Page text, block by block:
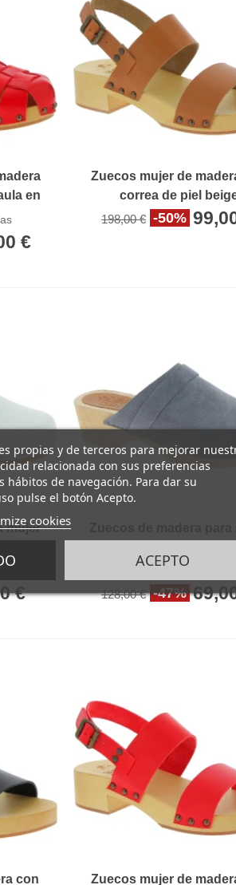
en
€
Zuecos mujer de
correa de piel
198,00 € -50%
mujer
€
piel de ante gris
128,00 € -47%
con
Zuecos mujer de
propias y de terceros para mejorar
relacionada con sus preferencias
hábitos de navegación. Para dar su
pulse el botón Acepto.
cookies
ACEPTO